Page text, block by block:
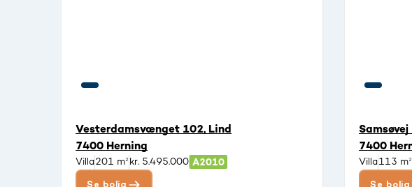
Vesterdamsvænget 102, Lind
7400 Herning
Villa201 m² kr. 5.495.000
Se bolig
Samsøvej
7400
Villa113 m²
Se bolig